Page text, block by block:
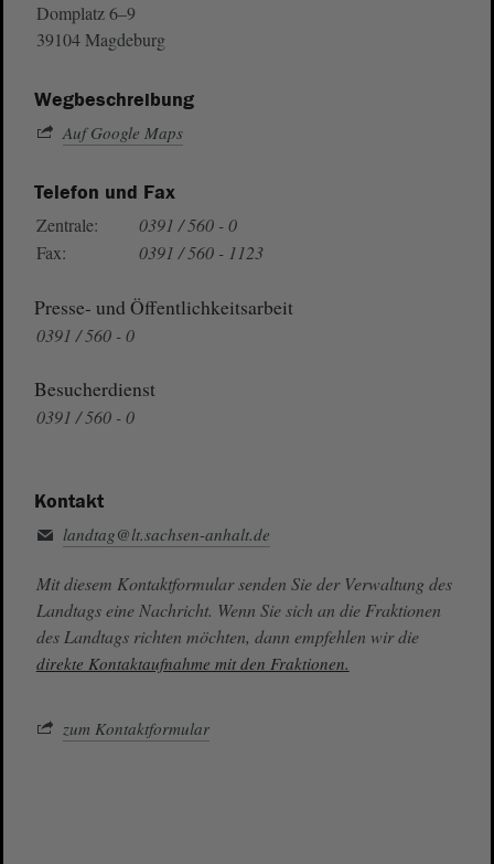
Domplatz 6–9
39104 Magdeburg
Wegbeschreibung
Auf Google Maps
Telefon und Fax
Zentrale:
0391 / 560 - 0
Fax:
0391 / 560 - 1123
Presse- und Öffentlichkeitsarbeit
0391 / 560 - 0
Besucherdienst
0391 / 560 - 0
Kontakt
landtag@lt.sachsen-anhalt.de
Mit diesem Kontaktformular senden Sie der Verwaltung des
Landtags eine Nachricht. Wenn Sie sich an die Fraktionen
des Landtags richten möchten, dann empfehlen wir die
direkte Kontaktaufnahme mit den Fraktionen.
zum Kontaktformular